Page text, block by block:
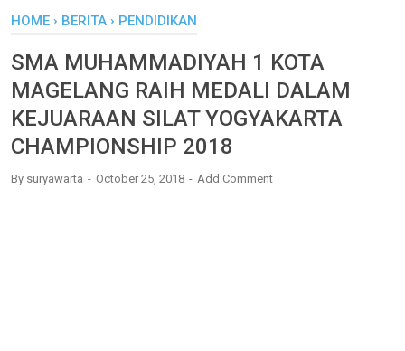
HOME › BERITA › PENDIDIKAN
SMA MUHAMMADIYAH 1 KOTA
MAGELANG RAIH MEDALI DALAM
KEJUARAAN SILAT YOGYAKARTA
CHAMPIONSHIP 2018
By suryawarta October 25, 2018 Add Comment